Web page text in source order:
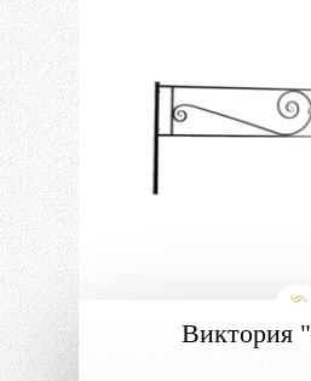
Виктория